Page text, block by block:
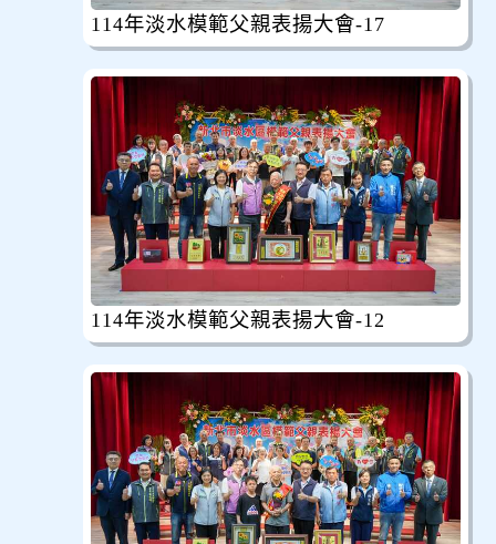
114年淡水模範父親表揚大會-17
114年淡水模範父親表揚大會-12